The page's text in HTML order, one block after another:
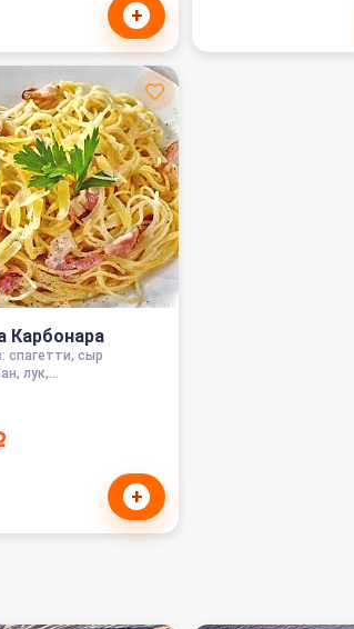
+
Карбонара
спагетти, сыр
лук,...
+